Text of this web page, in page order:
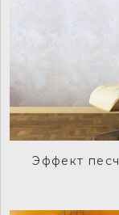
NCP003
Эффект